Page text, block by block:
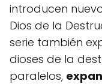
introducen
Dios de la
serie también
dioses de la
paralelos,